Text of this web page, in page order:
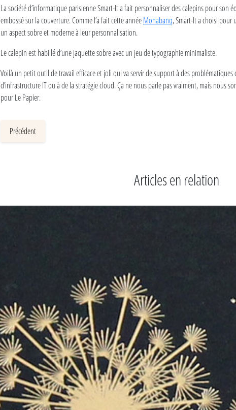
La société d’informatique parisienne Smart-It a fait personnaliser des calepins pour son
embossé sur la couverture. Comme l’a fait cette annéeMonabanq, Smart-It a choisi
un aspect sobre et moderne à leur personnalisation.
Le calepin est habillé d’une jaquettesobre avec un jeu de typographie minimaliste.
Voilà un petit outil de travail efficace et joli qui va servir de support à des
d’infrastructure IT ou à de la stratégie cloud. Ça ne nous parle pas vraiment, mais nous
pour Le Papier.
Précédent
Articles en relation